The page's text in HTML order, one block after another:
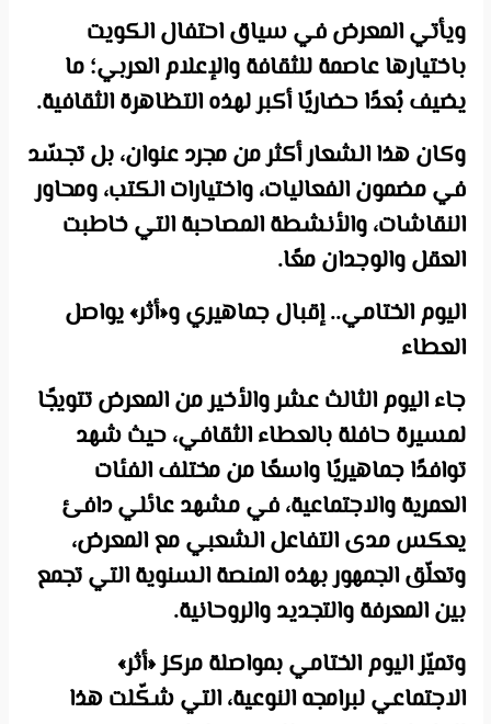
ويأتي المعرض في سياق احتفال الكويت
باختيارها عاصمة للثقافة والإعلام العربي؛ ما
يضيف بُعدًا حضاريًا أكبر لهذه التظاهرة الثقافية.
وكان هذا الشعار أكثر من مجرد عنوان، بل تجسّد
في مضمون الفعاليات، واختيارات الكتب، ومحاور
النقاشات، والأنشطة المصاحبة التي خاطبت
العقل والوجدان معًا.
اليوم الختامي.. إقبال جماهيري و«أثر» يواصل
العطاء
جاء اليوم الثالث عشر والأخير من المعرض تتويجًا
لمسيرة حافلة بالعطاء الثقافي، حيث شهد
توافدًا جماهيريًا واسعًا من مختلف الفئات
العمرية والاجتماعية، في مشهد عائلي دافئ
يعكس مدى التفاعل الشعبي مع المعرض،
وتعلّق الجمهور بهذه المنصة السنوية التي تجمع
بين المعرفة والتجديد والروحانية.
وتميّز اليوم الختامي بمواصلة مركز «أثر»
الاجتماعي لبرامجه النوعية، التي شكّلت هذا